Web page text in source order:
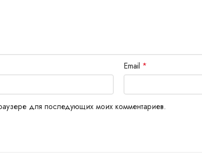
Email *
для последующих моих комментариев.